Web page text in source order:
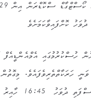
ކޮށްފައިވާކަމަށެވެ
ހުސްކުރުމުގައި
ފަޅުވެރިން